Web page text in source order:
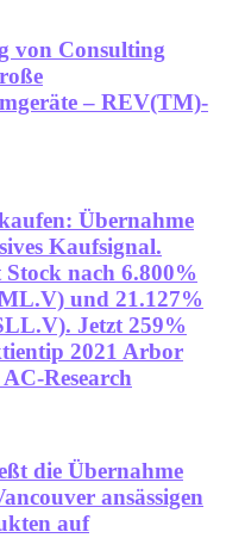
von Consulting
– REV(TM)-
Übernahme
Kaufsignal.
nach 6.800%
und 21.127%
Jetzt 259%
2021 Arbor
Research
die Übernahme
ansässigen
auf